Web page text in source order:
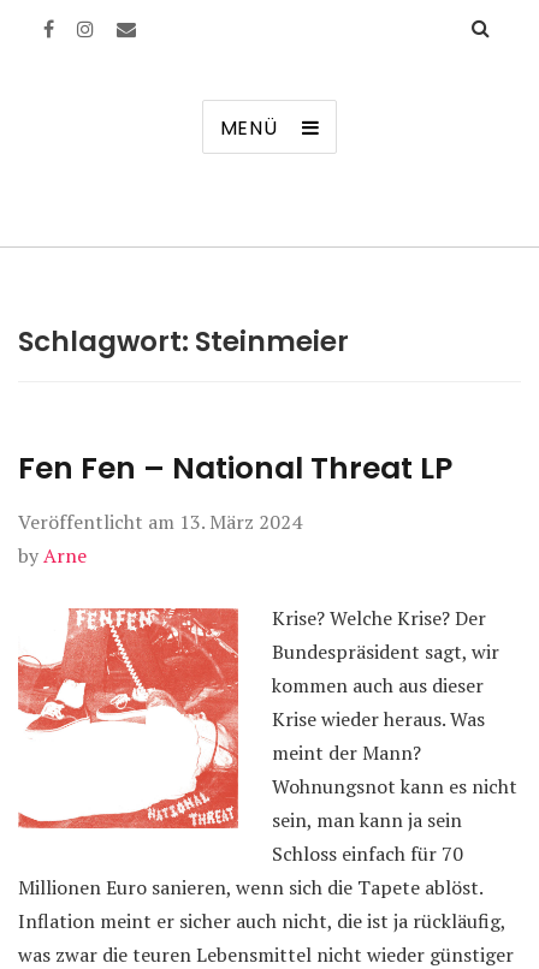
MENÜ
Schlagwort: Steinmeier
Fen Fen – National Threat LP
Veröffentlicht am 13. März 2024
byArne
Krise? Welche Krise? Der
Bundespräsident sagt, wir
kommen auch aus dieser
Krise wieder heraus. Was
meint der Mann?
Wohnungsnot kann es nicht
sein, man kann ja sein
Schloss einfach für 70
Millionen Euro sanieren, wenn sich die Tapete ablöst.
Inflation meint er sicher auch nicht, die ist ja rückläufig,
was zwar die teuren Lebensmittel nicht wieder günstiger